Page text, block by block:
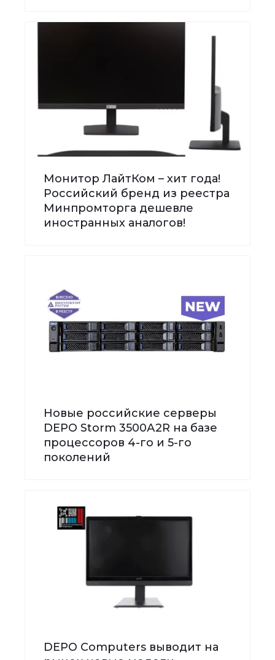
Монитор ЛайтКом – хит года!
Российский бренд из реестра
Минпромторга дешевле
иностранных аналогов!
Новые российские серверы
DEPO Storm 3500А2R на базе
процессоров 4-го и 5-го
поколений
DEPO Computers выводит на